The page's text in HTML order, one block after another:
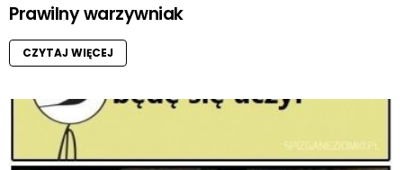
Prawilny warzywniak
CZYTAJ WIĘCEJ